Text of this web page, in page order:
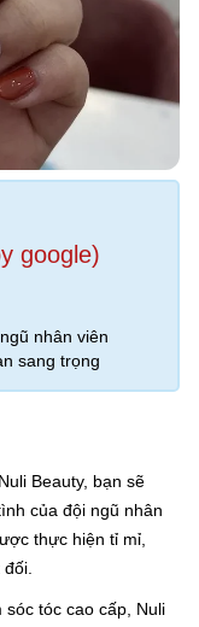
google)
nhân viên
sang trọng
Beauty, bạn sẽ
của đội ngũ nhân
thực hiện tỉ mỉ,
tóc cao cấp, Nuli